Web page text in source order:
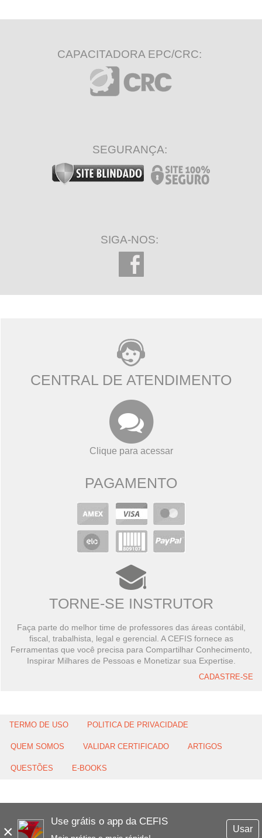
×
Use grátis o app da CEFIS
Usar
CAPACITADORA EPC/CRC:
SEGURANÇA:
SIGA-NOS:
CENTRAL DE ATENDIMENTO
Clique para acessar
PAGAMENTO
TORNE-SE INSTRUTOR
Faça parte do melhor time de professores das áreas contábil,
fiscal, trabalhista, legal e gerencial. A CEFIS fornece as
Ferramentas que você precisa para Compartilhar Conhecimento,
Inspirar Milhares de Pessoas e Monetizar sua Expertise.
CADASTRE-SE
TERMO DE USO POLITICA DE PRIVACIDADE
QUEM SOMOS VALIDAR CERTIFICADO ARTIGOS
QUESTÕES E-BOOKS